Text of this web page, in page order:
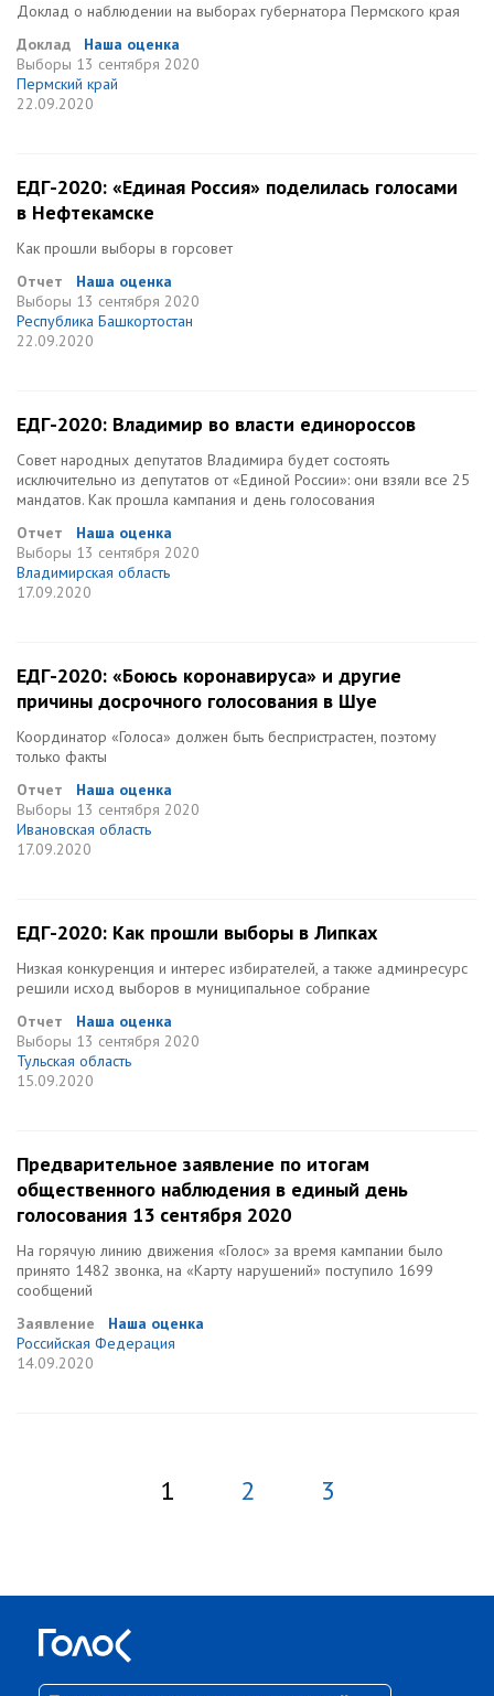
Доклад о наблюдении на выборах губернатора Пермского края
Доклад
Наша оценка
Выборы 13 сентября 2020
Пермский край
22.09.2020
ЕДГ-2020: «Единая Россия» поделилась голосами
в Нефтекамске
Как прошли выборы в горсовет
Отчет
Наша оценка
Выборы 13 сентября 2020
Республика Башкортостан
22.09.2020
ЕДГ-2020: Владимир во власти единороссов
Совет народных депутатов Владимира будет состоять
исключительно из депутатов от «Единой России»: они взяли все 25
мандатов. Как прошла кампания и день голосования
Отчет
Наша оценка
Выборы 13 сентября 2020
Владимирская область
17.09.2020
ЕДГ-2020: «Боюсь коронавируса» и другие
причины досрочного голосования в Шуе
Координатор «Голоса» должен быть беспристрастен, поэтому
только факты
Отчет
Наша оценка
Выборы 13 сентября 2020
Ивановская область
17.09.2020
ЕДГ-2020: Как прошли выборы в Липках
Низкая конкуренция и интерес избирателей, а также админресурс
решили исход выборов в муниципальное собрание
Отчет
Наша оценка
Выборы 13 сентября 2020
Тульская область
15.09.2020
Предварительное заявление по итогам
общественного наблюдения в единый день
голосования 13 сентября 2020
На горячую линию движения «Голос» за время кампании было
принято 1482 звонка, на «Карту нарушений» поступило 1699
сообщений
Заявление
Наша оценка
Российская Федерация
14.09.2020
1 2 3